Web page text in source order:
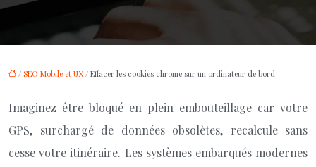
/ SEO Mobile et UX / Effacer les cookies chrome sur un ordinateur de bord
Imaginez être bloqué en plein embouteillage car votre
GPS, surchargé de données obsolètes, recalcule sans
cesse votre itinéraire. Les systèmes embarqués modernes